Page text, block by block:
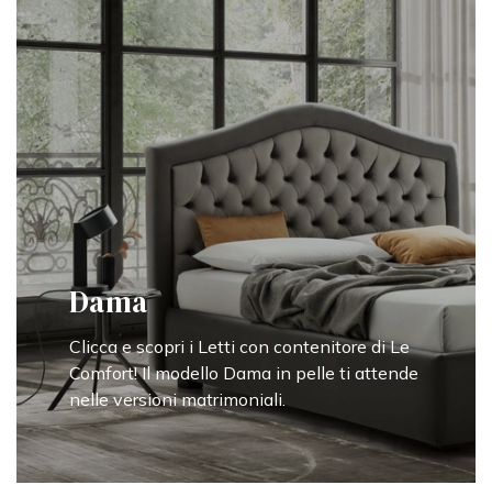
Dama
Clicca e scopri i Letti con contenitore di Le
Comfort! Il modello Dama in pelle ti attende
nelle versioni matrimoniali.